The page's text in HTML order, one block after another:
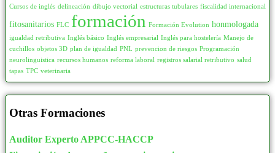
Cursos de inglés delineación dibujo vectorial estructuras tubulares fiscalidad internacional
fitosanitarios FLC formación Formación Evolution honmologada
igualdad retributiva Inglés básico Inglés empresarial Inglés para hostelería Manejo de
cuchillos objetos 3D plan de igualdad PNL prevencion de riesgos Programación
neurolinguistica recursos humanos reforma laboral registros salarial retributivo salud
tapas TPC veterinaria
Otras Formaciones
Auditor Experto APPCC-HACCP